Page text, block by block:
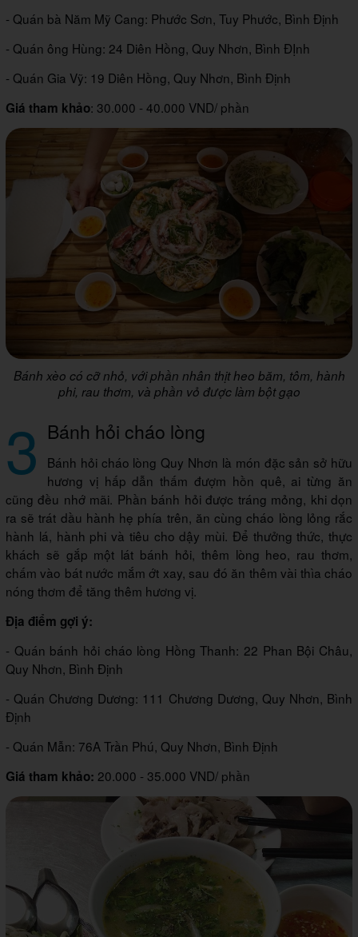
- Quán bà Năm Mỹ Cang: Phước Sơn, Tuy Phước, Bình Định
- Quán ông Hùng: 24 Diên Hồng, Quy Nhơn, Bình ĐỊnh
- Quán Gia Vỹ: 19 Diên Hồng, Quy Nhơn, Bình Định
Giá tham khảo: 30.000 - 40.000 VND/ phần
Bánh xèo có cỡ nhỏ, với phần nhân thịt heo băm, tôm, hành
phi, rau thơm, và phần vỏ được làm bột gạo
3 Bánh hỏi cháo lòng
Bánh hỏi cháo lòng Quy Nhơn là món đặc sản sở hữu
hương vị hấp dẫn thấm đượm hồn quê, ai từng ăn
cũng đều nhớ mãi. Phần bánh hỏi được tráng mỏng, khi dọn
ra sẽ trát dầu hành hẹ phía trên, ăn cùng cháo lòng lỏng rắc
hành lá, hành phi và tiêu cho dậy mùi. Để thưởng thức, thực
khách sẽ gắp một lát bánh hỏi, thêm lòng heo, rau thơm,
chấm vào bát nước mắm ớt xay, sau đó ăn thêm vài thìa cháo
nóng thơm để tăng thêm hương vị.
Địa điểm gợi ý:
- Quán bánh hỏi cháo lòng Hồng Thanh: 22 Phan Bội Châu,
Quy Nhơn, Bình Định
- Quán Chương Dương: 111 Chương Dương, Quy Nhơn, Bình
Định
- Quán Mẫn: 76A Trần Phú, Quy Nhơn, Bình Định
Giá tham khảo: 20.000 - 35.000 VND/ phần